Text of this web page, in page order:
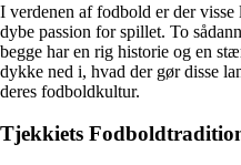
I verdenen af fodbold er der
dybe passion for spillet. To
begge har en rig historie og en
dykke ned i, hvad der gør disse
deres fodboldkultur.
Tjekkiets